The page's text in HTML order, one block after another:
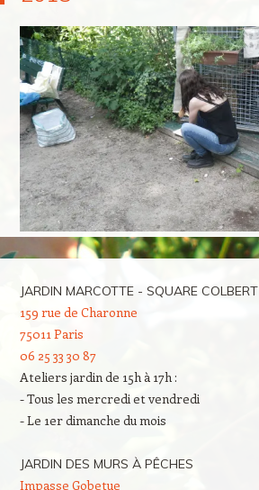
JARDIN MARCOTTE - SQUARE COLBERT
159 rue de Charonne
75011 Paris
06 25 33 30 87
Ateliers jardin de 15h à 17h :
- Tous les mercredi et vendredi
- Le 1er dimanche du mois
JARDIN DES MURS À PÊCHES
Impasse Gobetue